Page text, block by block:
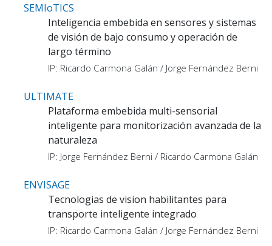
SEMIoTICS
Inteligencia embebida en sensores y sistemas
de visión de bajo consumo y operación de
largo término
IP: Ricardo Carmona Galán / Jorge Fernández Berni
ULTIMATE
Plataforma embebida multi-sensorial
inteligente para monitorización avanzada de la
naturaleza
IP: Jorge Fernández Berni / Ricardo Carmona Galán
ENVISAGE
Tecnologias de vision habilitantes para
transporte inteligente integrado
IP: Ricardo Carmona Galán / Jorge Fernández Berni